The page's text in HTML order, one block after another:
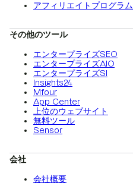
アフィリエイトプログラム
その他のツール
エンタープライズSEO
エンタープライズAIO
エンタープライズSI
Insights24
Mfour
App Center
上位のウェブサイト
無料ツール
Sensor
会社
会社概要